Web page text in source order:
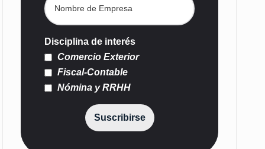
Disciplina de interés
Comercio Exterior
Fiscal-Contable
Nómina y RRHH
Suscribirse